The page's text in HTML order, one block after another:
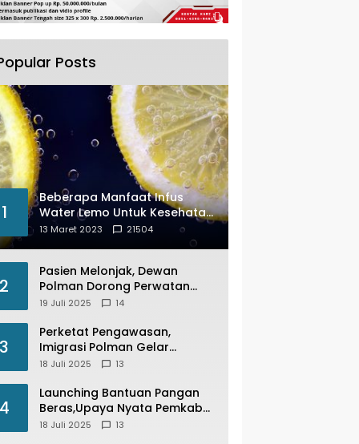
Posts
1
Beberapa Manfaat Infus
Water Lemo Untuk Kesehatan
Anda
13 Maret 2023 21504
2
Pasien Melonjak, Dewan
Polman Dorong Perwatan
Inap PKM Wonomulyo
19 Juli 2025 14
3
Perketat Pengawasan,
Imigrasi Polman Gelar
Operasi Pengawasan
Serentak disemua Daerah di
Indonesia
18 Juli 2025 13
4
Launching Bantuan Pangan
Beras,Upaya Nyata Pemkab
Polman Stabilkan Harga
18 Juli 2025 13